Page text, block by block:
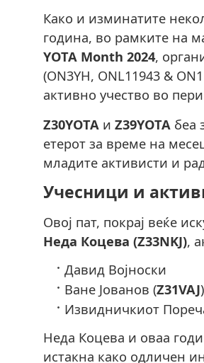
Како и изминатите
година, во рамките на
YOTA Month 2024,
(ON3YH, ONL11943 &
активно учество во
Z30YOTA и Z39YOTA беа
етерот за време на
младите активисти и
Учесници и
Овој пат, покрај веќе
Неда Коцева (Z33NKJ),
Давид Војноски
Ване Јованов (Z31VAJ
Извидничкиот
Неда Коцева и оваа
истакна како одличен